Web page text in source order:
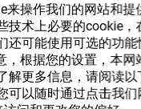
来操作我们的网站和提
技术上必要的cookie，
还可能使用可选的功
，根据您的设置，本网
解更多信息，请阅读
可以随时通过点击我
问您的帐户，并